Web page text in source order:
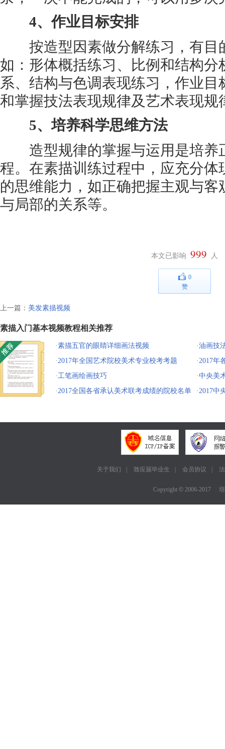
4、作业目标安排
按造型因素做分解练习，有目
如：形体概括练习、比例和结构分
系、结构与色调表现练习，作业
和掌握技法表现规律及艺术表现规
5、培养科学思维方法
造型规律的掌握与运用是培养
程。在素描训练过程中，应充分体
的思维能力，如正确把握主观与
与局部的关系等。
本文已影响 999 人
0
赞
上一篇： 美发素描视频
素描入门基本视频教程相关推荐
·素描五官的眼睛详细画法视频 ·油画技
·2017年全国艺术院校美术专业校考考题 ·2017年
·工笔画绘画技巧 ·中央美
·2017全国各省承认美术联考成绩的院校名单 ·2017中
关于我们 致应届毕业生 会员协议
Copyright ©2006-2017